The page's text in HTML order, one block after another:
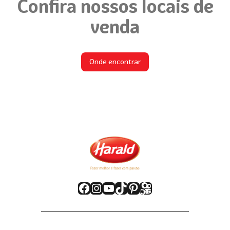
Confira nossos locais de
venda
Onde encontrar
Facebook
Instagram
Youtube
TikTok
Pinterest
Kwai